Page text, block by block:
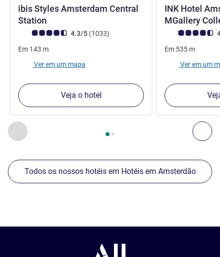
Anterior - Os nossos outros estabelecimentos nas
Página , Os nossos outros estabelecimentos nas
ibis Styles Amsterdam Central
Station
Nota clientes Avis (Classificação ALL)
4.3/5 (1033comentários
)
Em 143 m
Ver em um mapa
Veja o hotel
INK Hotel
MGallery
Nota clientes
Em 535 m
Ver em um
Todos os nossos hotéis em Hotéis em Amsterdão